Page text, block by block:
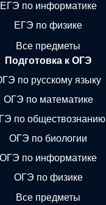
ЕГЭ по информатике
ЕГЭ по физике
Все предметы
Подготовка к ОГЭ
по русскому языку
ОГЭ по математике
по обществознанию
ОГЭ по биологии
ОГЭ по информатике
ОГЭ по физике
Все предметы